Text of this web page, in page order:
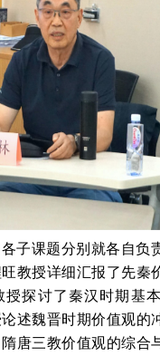
子课题分别就各自负
教授详细汇报了先秦
授探讨了秦汉时期基
述魏晋时期价值观的
唐三教价值观的综合